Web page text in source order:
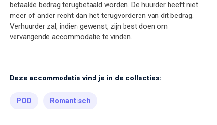
betaalde bedrag terugbetaald worden. De huurder heeft niet
meer of ander recht dan het terugvorderen van dit bedrag.
Verhuurder zal, indien gewenst, zijn best doen om
vervangende accommodatie te vinden.
Deze accommodatie vind je in de collecties:
POD Romantisch